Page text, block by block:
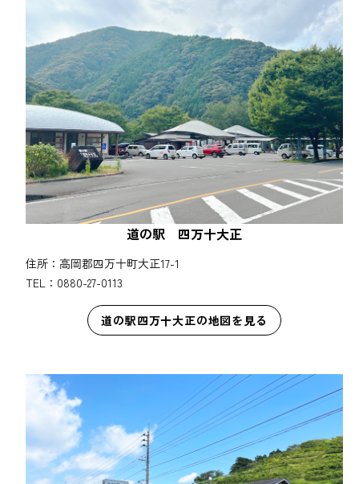
道の駅 四万十大正
住所：高岡郡四万十町大正17-1
TEL：0880-27-0113
道の駅四万十大正の地図を見る